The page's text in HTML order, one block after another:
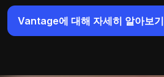
Vantage에 대해 자세히 알아보기